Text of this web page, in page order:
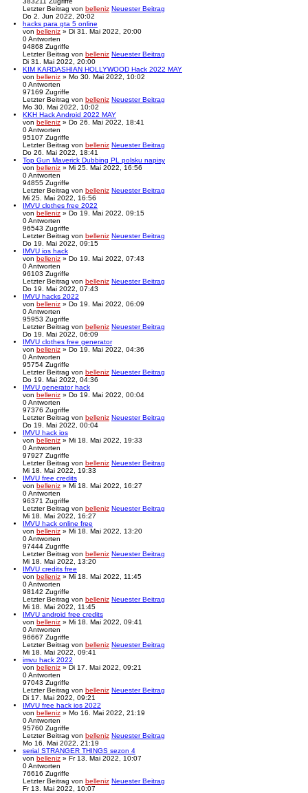
Letzter Beitrag von belleniz Neuester Beitrag
Do 2. Jun 2022, 20:02
hacks para gta 5 online
von belleniz » Di 31. Mai 2022, 20:00
0Antworten
94868 Zugriffe
Letzter Beitrag von belleniz Neuester Beitrag
Di 31. Mai 2022, 20:00
KIM KARDASHIAN HOLLYWOOD Hack 2022 MAY
von belleniz » Mo 30. Mai 2022, 10:02
0Antworten
97169 Zugriffe
Letzter Beitrag von belleniz Neuester Beitrag
Mo 30. Mai 2022, 10:02
KKH Hack Android 2022 MAY
von belleniz » Do 26. Mai 2022, 18:41
0Antworten
95107 Zugriffe
Letzter Beitrag von belleniz Neuester Beitrag
Do 26. Mai 2022, 18:41
Top Gun Maverick Dubbing PL polsku napisy
von belleniz » Mi 25. Mai 2022, 16:56
0Antworten
94855 Zugriffe
Letzter Beitrag von belleniz Neuester Beitrag
Mi 25. Mai 2022, 16:56
IMVU clothes free 2022
von belleniz » Do 19. Mai 2022, 09:15
0Antworten
96543 Zugriffe
Letzter Beitrag von belleniz Neuester Beitrag
Do 19. Mai 2022, 09:15
IMVU ios hack
von belleniz » Do 19. Mai 2022, 07:43
0Antworten
96103 Zugriffe
Letzter Beitrag von belleniz Neuester Beitrag
Do 19. Mai 2022, 07:43
IMVU hacks 2022
von belleniz » Do 19. Mai 2022, 06:09
0Antworten
95953 Zugriffe
Letzter Beitrag von belleniz Neuester Beitrag
Do 19. Mai 2022, 06:09
IMVU clothes free generator
von belleniz » Do 19. Mai 2022, 04:36
0Antworten
95754 Zugriffe
Letzter Beitrag von belleniz Neuester Beitrag
Do 19. Mai 2022, 04:36
IMVU generator hack
von belleniz » Do 19. Mai 2022, 00:04
0Antworten
97376 Zugriffe
Letzter Beitrag von belleniz Neuester Beitrag
Do 19. Mai 2022, 00:04
IMVU hack ios
von belleniz » Mi 18. Mai 2022, 19:33
0Antworten
97927 Zugriffe
Letzter Beitrag von belleniz Neuester Beitrag
Mi 18. Mai 2022, 19:33
IMVU free credits
von belleniz » Mi 18. Mai 2022, 16:27
0Antworten
96371 Zugriffe
Letzter Beitrag von belleniz Neuester Beitrag
Mi 18. Mai 2022, 16:27
IMVU hack online free
von belleniz » Mi 18. Mai 2022, 13:20
0Antworten
97444 Zugriffe
Letzter Beitrag von belleniz Neuester Beitrag
Mi 18. Mai 2022, 13:20
IMVU credits free
von belleniz » Mi 18. Mai 2022, 11:45
0Antworten
98142 Zugriffe
Letzter Beitrag von belleniz Neuester Beitrag
Mi 18. Mai 2022, 11:45
IMVU android free credits
von belleniz » Mi 18. Mai 2022, 09:41
0Antworten
96667 Zugriffe
Letzter Beitrag von belleniz Neuester Beitrag
Mi 18. Mai 2022, 09:41
imvu hack 2022
von belleniz » Di 17. Mai 2022, 09:21
0Antworten
97043 Zugriffe
Letzter Beitrag von belleniz Neuester Beitrag
Di 17. Mai 2022, 09:21
IMVU free hack ios 2022
von belleniz » Mo 16. Mai 2022, 21:19
0Antworten
95760 Zugriffe
Letzter Beitrag von belleniz Neuester Beitrag
Mo 16. Mai 2022, 21:19
serial STRANGER THINGS sezon 4
von belleniz » Fr 13. Mai 2022, 10:07
0Antworten
76616 Zugriffe
Letzter Beitrag von belleniz Neuester Beitrag
Fr 13. Mai 2022, 10:07